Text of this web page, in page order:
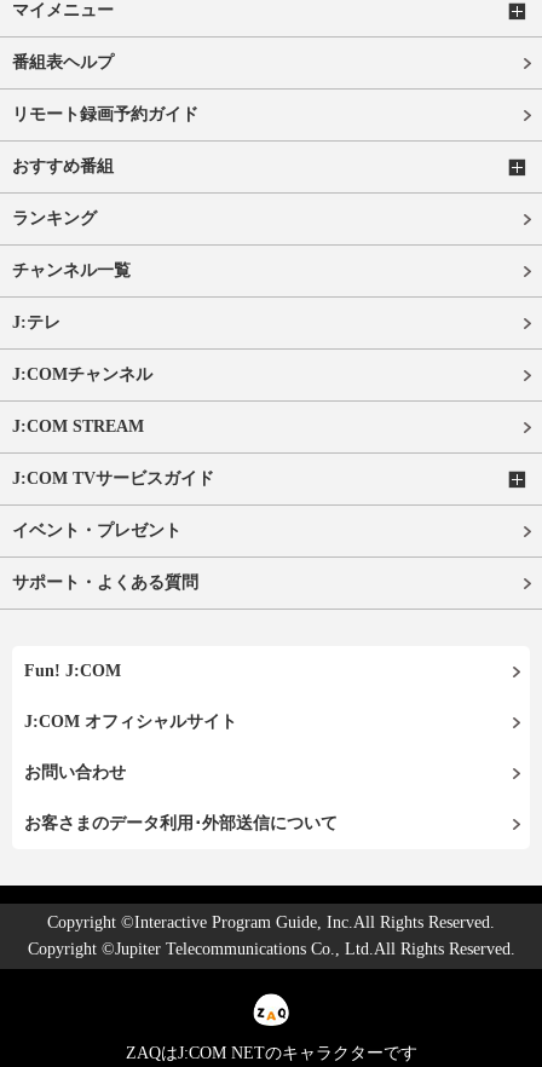
マイメニュー
番組表ヘルプ
リモート録画予約ガイド
おすすめ番組
ランキング
チャンネル一覧
J:テレ
J:COMチャンネル
J:COM STREAM
J:COM TVサービスガイド
イベント・プレゼント
サポート・よくある質問
Fun! J:COM
J:COM オフィシャルサイト
お問い合わせ
お客さまのデータ利用･外部送信について
Copyright ©Interactive Program Guide, Inc.All Rights Reserved.
Copyright ©Jupiter Telecommunications Co., Ltd.All Rights Reserved.
ZAQはJ:COM NETのキャラクターです